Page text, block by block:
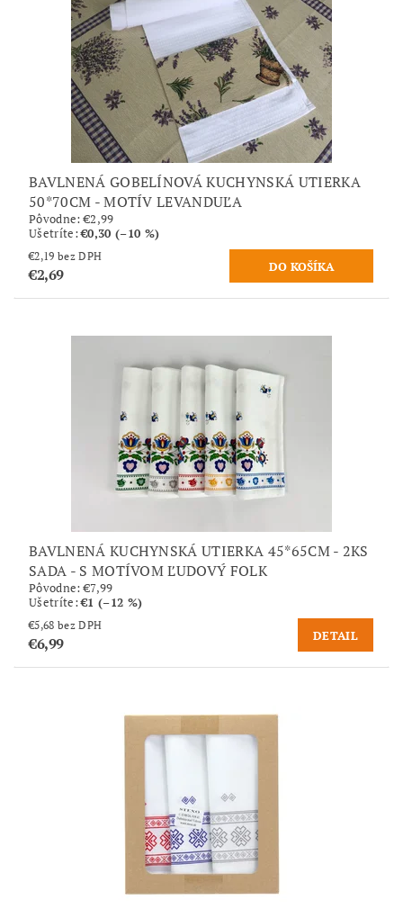
BAVLNENÁ GOBELÍNOVÁ KUCHYNSKÁ UTIERKA
50*70CM - MOTÍV LEVANDUĽA
Pôvodne:€2,99
Ušetríte:€0,30 (–10 %)
€2,19 bez DPH
€2,69
BAVLNENÁ KUCHYNSKÁ UTIERKA 45*65CM - 2KS
SADA - S MOTÍVOM ĽUDOVÝ FOLK
Pôvodne:€7,99
Ušetríte:€1 (–12 %)
€5,68 bez DPH
€6,99 DETAIL